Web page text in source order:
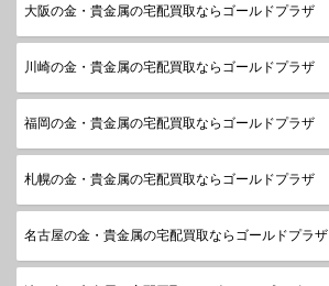
大阪の金・貴金属の宅配買取ならゴールドプラザ
川崎の金・貴金属の宅配買取ならゴールドプラザ
福岡の金・貴金属の宅配買取ならゴールドプラザ
札幌の金・貴金属の宅配買取ならゴールドプラザ
名古屋の金・貴金属の宅配買取ならゴールドプラザ